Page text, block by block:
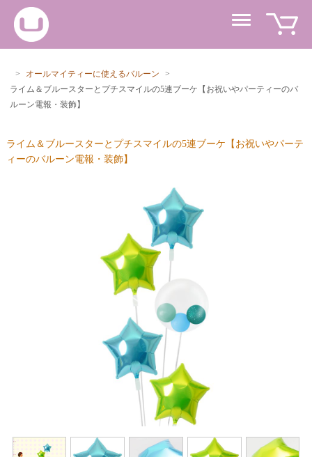
> オールマイティーに使えるバルーン
>
ライム＆ブルースターとプチスマイルの5連ブーケ【お祝いやパーティーのバ
ルーン電報・装飾】
ライム＆ブルースターとプチスマイルの5連ブーケ【お祝いやパーテ
ィーのバルーン電報・装飾】